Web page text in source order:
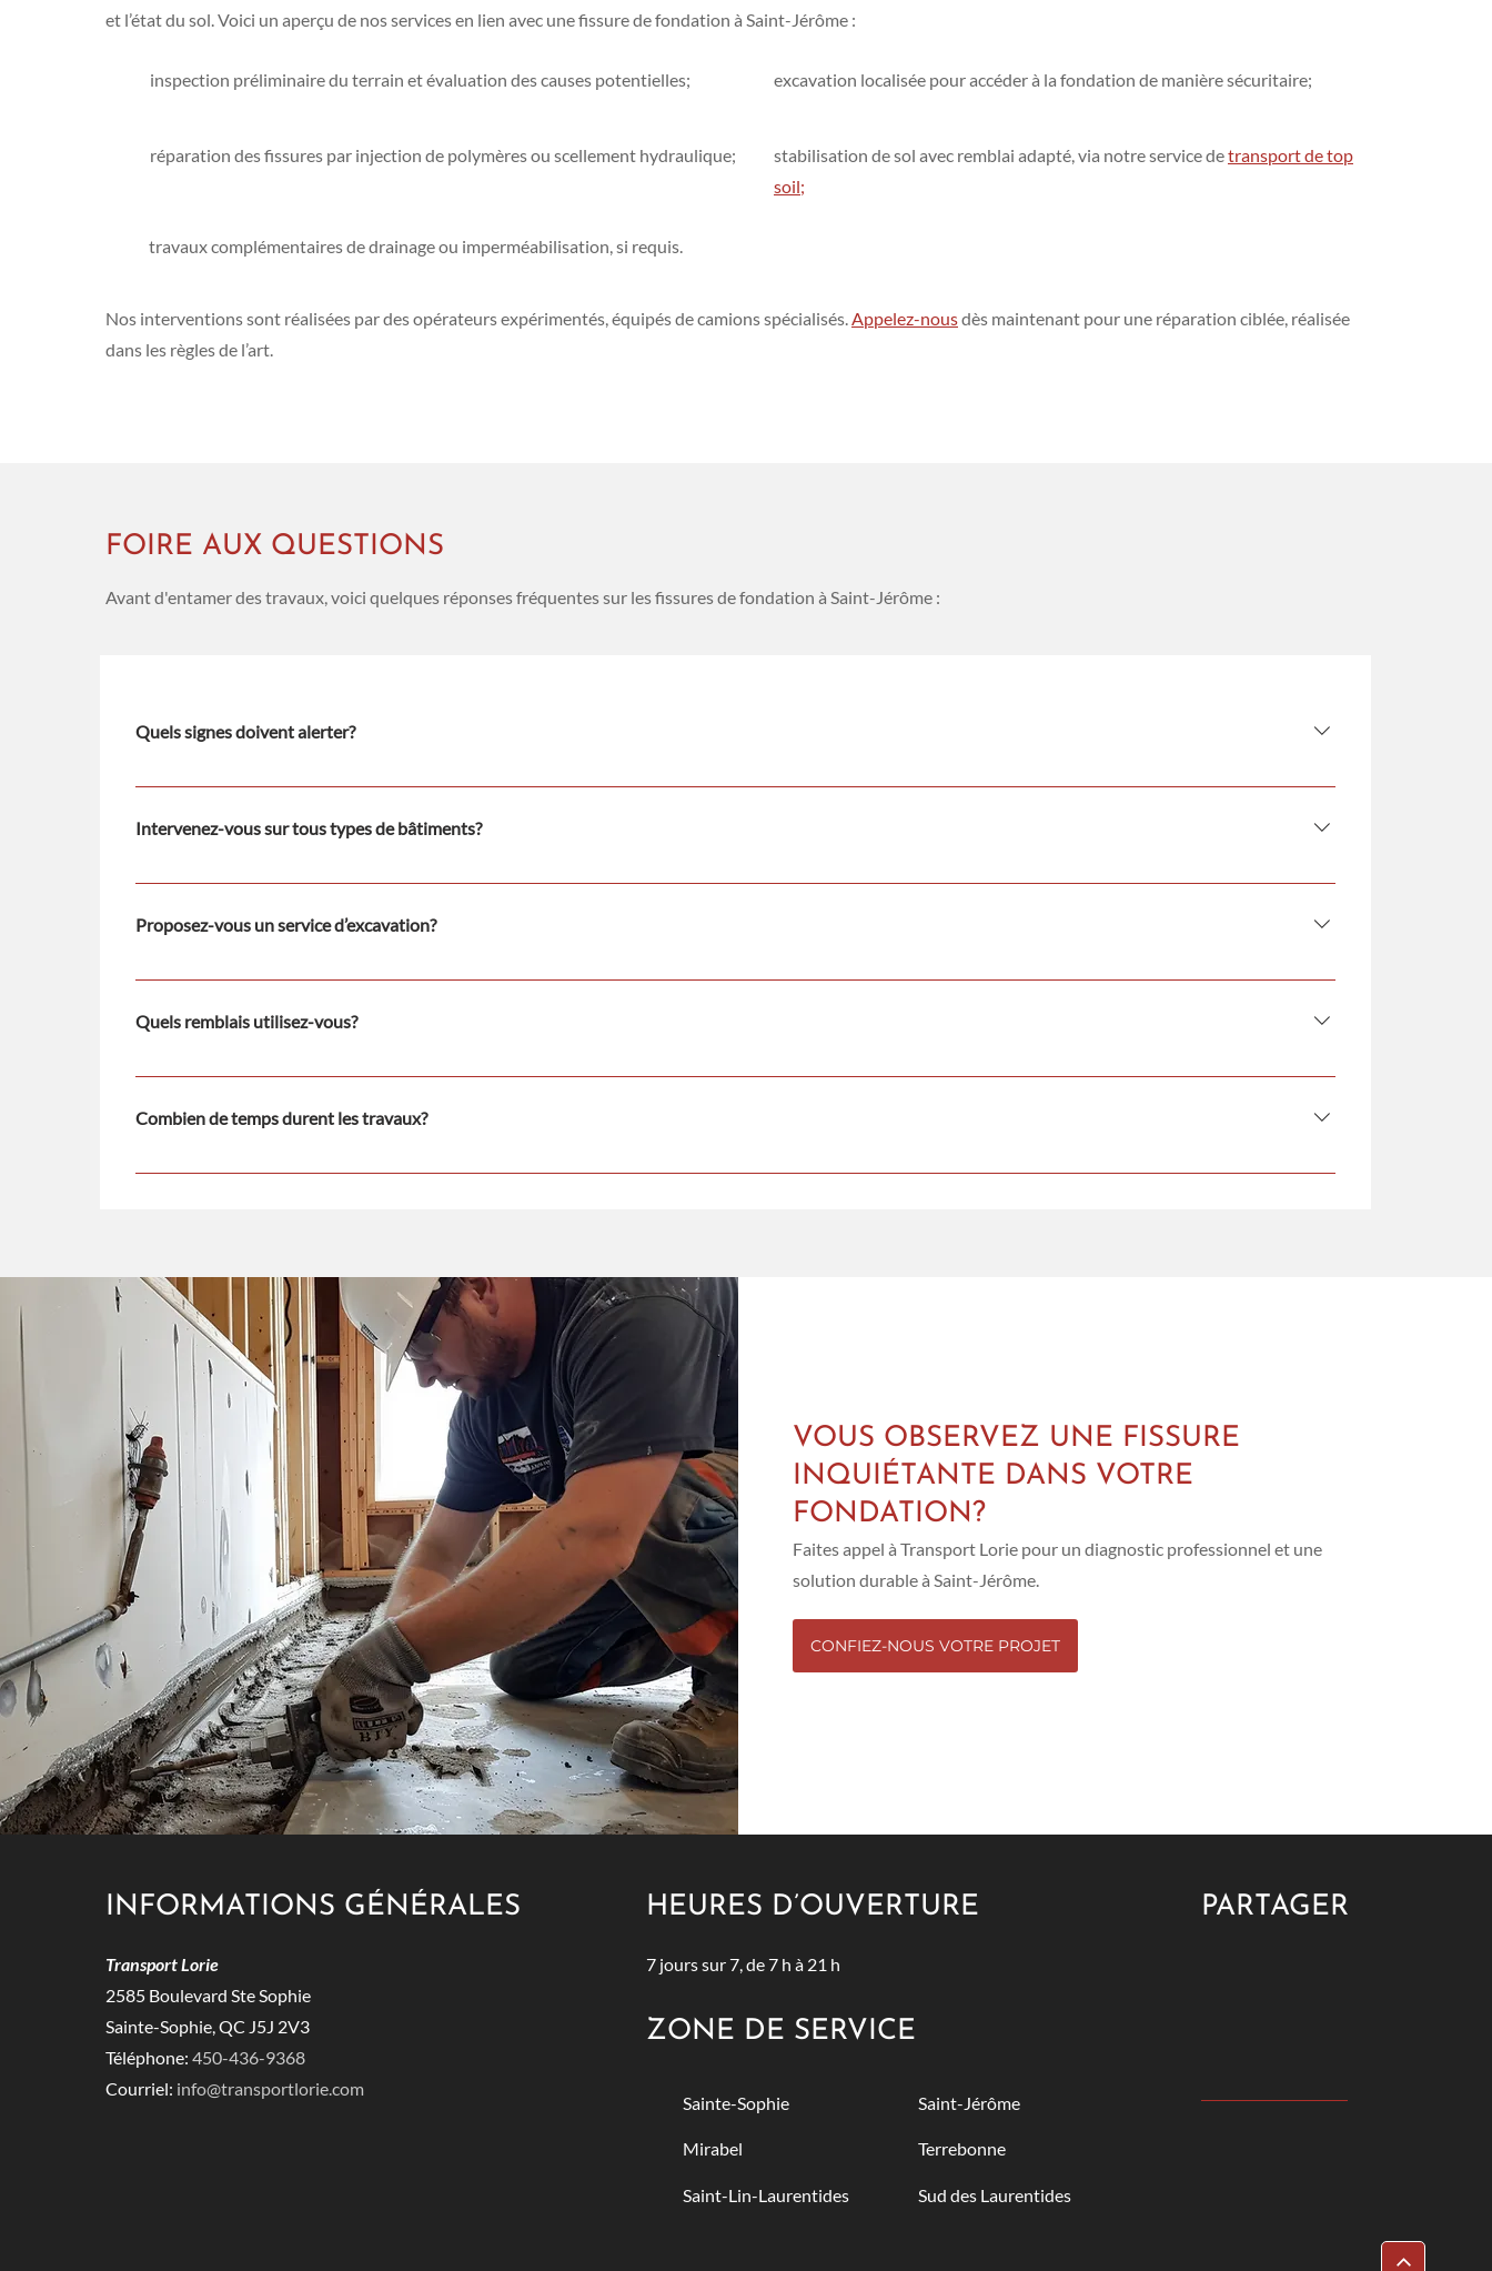
et l’état du sol. Voici un aperçu de nos services en lien avec une fissure de fondation à Saint-Jérôme :
inspection préliminaire du terrain et évaluation des causes potentielles; excavation localisée pour accéder à la fondation de manière sécuritaire;
réparation des fissures par injection de polymères ou scellement hydraulique; stabilisation de sol avec remblai adapté, via notre service detransport de top
soil;
travaux complémentaires de drainage ou imperméabilisation, si requis.
Nos interventions sont réalisées par des opérateurs expérimentés, équipés de camions spécialisés.Appelez-nousdès maintenant pour une réparation ciblée, réalisée
dans les règles de l’art.
FOIRE AUX QUESTIONS
Avant d'entamer des travaux, voici quelques réponses fréquentes sur les fissures de fondation à Saint-Jérôme :
Quels signes doivent alerter?
Taches d’humidité, infiltrations, fissures visibles ou affaissement du sol sont des signes à surveiller.
Intervenez-vous sur tous types de bâtiments?
Oui, nous prenons en charge les projets résidentiels et commerciaux à Saint-Jérôme.
Proposez-vous un service d’excavation?
Oui, avec nos services d’excavation, avant ou après la réparation.
Quels remblais utilisez-vous?
Selon le projet : gravier, pierre concassée ou top soil.
Combien de temps durent les travaux?
Cela dépend du chantier, mais nous intervenons rapidement et efficacement.
VOUS OBSERVEZ UNE FISSURE
INQUIÉTANTE DANS VOTRE
FONDATION?
Faites appel à Transport Lorie pour un diagnostic professionnel et une
solution durable à Saint-Jérôme.
CONFIEZ-NOUS VOTRE PROJET
INFORMATIONS GÉNÉRALES
Transport Lorie
2585 Boulevard Ste Sophie
Sainte-Sophie, QC J5J 2V3
Téléphone: 450-436-9368
Courriel: info@transportlorie.com
HEURES D’OUVERTURE
7 jours sur 7, de 7 h à 21 h
ZONE DE SERVICE
Sainte-Sophie
Mirabel
Saint-Lin-Laurentides
Saint-Jérôme
Terrebonne
Sud des Laurentides
PARTAGER